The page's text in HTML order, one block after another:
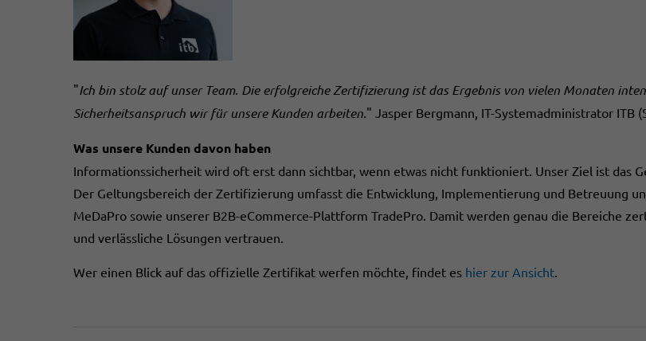
"Ich bin stolz auf unser Team. Die erfolgreiche Zertifizierung ist das Ergebnis von vielen Monaten
Sicherheitsanspruch wir für unsere Kunden arbeiten." Jasper Bergmann, IT-Systemadministrator ITB
Was unsere Kunden davon haben
Informationssicherheit wird oft erst dann sichtbar, wenn etwas nicht funktioniert. Unser Ziel ist das
Der Geltungsbereich der Zertifizierung umfasst die Entwicklung, Implementierung und Betreuung
MeDaPro sowie unserer B2B-eCommerce-Plattform TradePro. Damit werden genau die Bereiche
und verlässliche Lösungen vertrauen.
Wer einen Blick auf das offizielle Zertifikat werfen möchte, findet es hier zur Ansicht.